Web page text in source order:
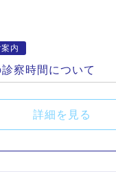
内
察時間について
詳細を見る